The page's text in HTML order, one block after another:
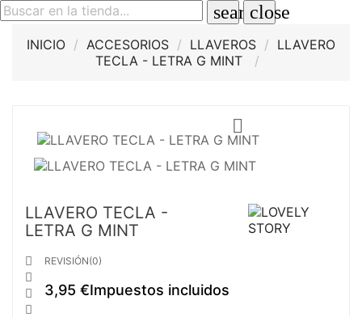
searchclose
INICIO ACCESORIOS LLAVEROS
LLAVERO
TECLA - LETRA G MINT

LLAVERO TECLA -
LETRA G MINT




REVISIÓN(0)
3,95 €Impuestos incluidos